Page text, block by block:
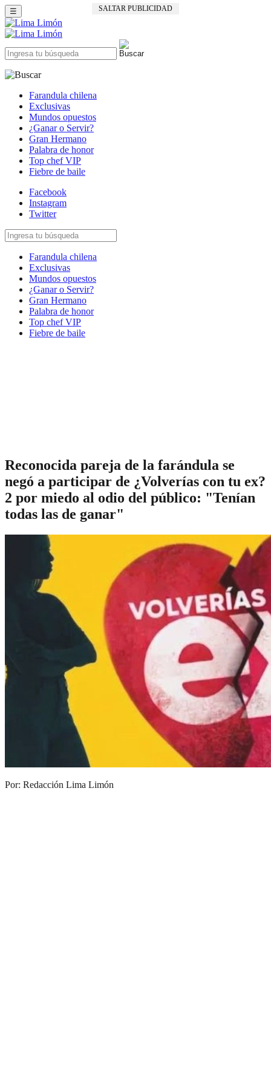
SALTAR PUBLICIDAD
☰
Farandula chilena
Exclusivas
Mundos opuestos
¿Ganar o Servir?
Gran Hermano
Palabra de honor
Top chef VIP
Fiebre de baile
Facebook
Instagram
Twitter
Farandula chilena
Exclusivas
Mundos opuestos
¿Ganar o Servir?
Gran Hermano
Palabra de honor
Top chef VIP
Fiebre de baile
Reconocida pareja de la farándula se
negó a participar de ¿Volverías con tu ex?
2 por miedo al odio del público: "Tenían
todas las de ganar"
Por: Redacción Lima Limón